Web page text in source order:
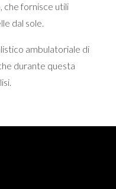
che fornisce utili
dal sole.
ambulatoriale di
durante questa